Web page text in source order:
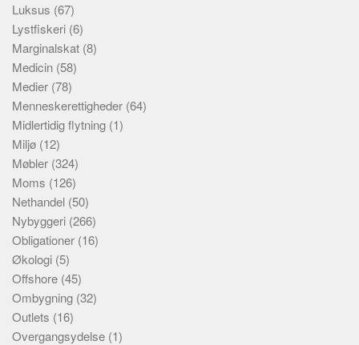
Luksus (67)
Lystfiskeri (6)
Marginalskat (8)
Medicin (58)
Medier (78)
Menneskerettigheder (64)
Midlertidig flytning (1)
Miljø (12)
Møbler (324)
Moms (126)
Nethandel (50)
Nybyggeri (266)
Obligationer (16)
Økologi (5)
Offshore (45)
Ombygning (32)
Outlets (16)
Overgangsydelse (1)